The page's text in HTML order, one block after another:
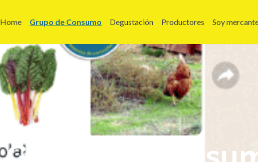
Home Grupo de Consumo Degustación Productores Soy